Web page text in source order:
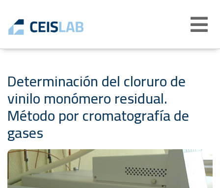
Abrir
menú
Determinación del cloruro de
vinilo monómero residual.
Método por cromatografía de
gases